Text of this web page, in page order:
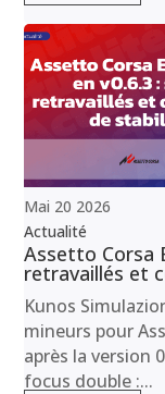
Mai 20 2026
Actualité
Assetto Corsa
retravaillés et
Kunos
mineurs pour
après la version
focus double :...